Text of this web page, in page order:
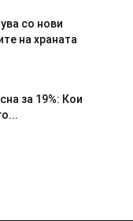
со нови
на храната
за 19%: Кои